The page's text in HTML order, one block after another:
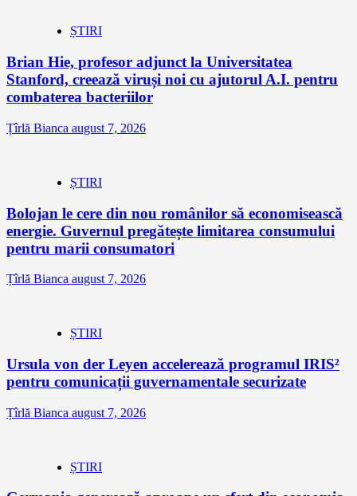
ȘTIRI
Brian Hie, profesor adjunct la Universitatea
Stanford, creează viruși noi cu ajutorul A.I. pentru
combaterea bacteriilor
Țîrlă Bianca august 7, 2026
ȘTIRI
Bolojan le cere din nou românilor să economisească
energie. Guvernul pregătește limitarea consumului
pentru marii consumatori
Țîrlă Bianca august 7, 2026
ȘTIRI
Ursula von der Leyen accelerează programul IRIS²
pentru comunicații guvernamentale securizate
Țîrlă Bianca august 7, 2026
ȘTIRI